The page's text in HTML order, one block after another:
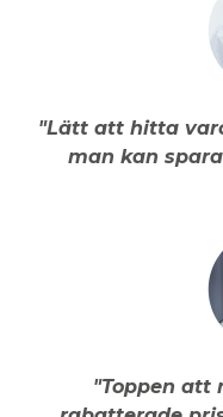
"Lätt att hitta
man kan
"Toppen att